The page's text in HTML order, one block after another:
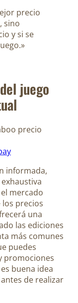
precio
sino
y si se
juego
informada,
mercado
precios
una
las ediciones
más comunes
puedes
promociones
buena idea
de realizar